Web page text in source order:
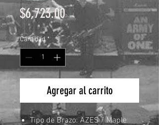
$6,723.00Precio
Cantidad *
Agregar al carrito
Tipo de Brazo: AZES / Maple